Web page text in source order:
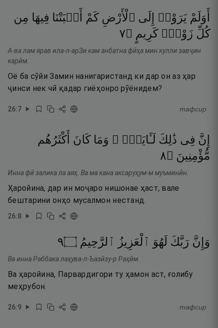
أَوَلَمْ يَرَوْا۟ إِلَى ٱلْأَرْضِ كَمْ أَنۢبَتْنَا فِيهَا مِن
كُلِّ زَوْجٍۢ كَرِيمٍ ۝٧
А-ва лам ярав ила-л-арЗи кам анбатна фӣҳа мин кулли завҷин
карӣм.
Оё ба сӯйи Замин нанигаристанд ки дар он аз ҳар
ҷинси нек чӣ қадар гиёҳонро рӯёнидем?
26:7 тафсир
إِنَّ فِى ذَٰلِكَ لَـَٔايَةًۭ ۖ وَمَا كَانَ أَكْثَرُهُم
مُّؤْمِنِينَ ۝٨
Инна фӣ залика ла аяҳ. Ва ма кана аксаруҳум-м муъминӣн.
Ҳаройина, дар ин моҷаро нишонае ҳаст, вале
бештарини онҳо мусалмон нестанд.
26:8
وَإِنَّ رَبَّكَ لَهُوَ ٱلْعَزِيزُ ٱلرَّحِيمُ ۝٩
Ва инна Раббака лаҳува-л-Ъазӣзу-р Раҳӣм.
Ва ҳаройина, Парвардигори ту ҳамон аст, ғолибу
меҳрубон.
26:9 тафсир